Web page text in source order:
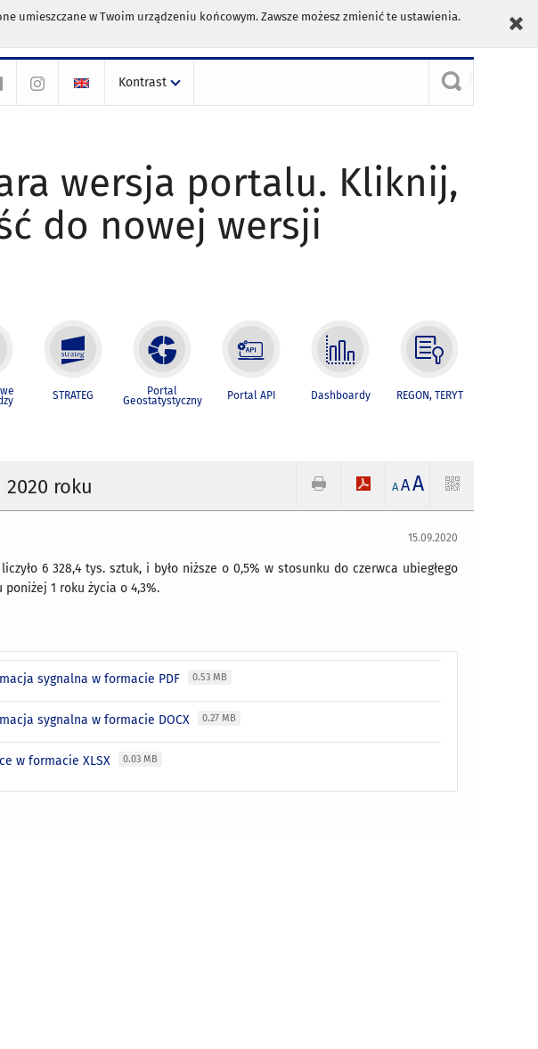
umieszczane w Twoim urządzeniu końcowym. Zawsze możesz zmienić te ustawienia.
Kontrast
wersja portalu. Kliknij,
do nowej wersji
STRATEG Portal
Geostatystyczny Portal API Dashboardy REGON, TERYT
2020 roku A AA
15.09.2020
6 328,4 tys. sztuk, i było niższe o 0,5% w stosunku do czerwca ubiegłego
1 roku życia o 4,3%.
sygnalna w formacie PDF 0.53 MB
sygnalna w formacie DOCX 0.27 MB
w formacie XLSX 0.03 MB